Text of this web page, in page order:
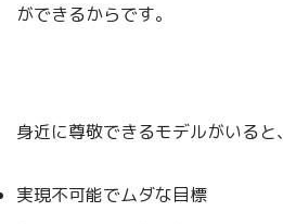
ができるからです。
身近に尊敬できるモデルがいると、
実現不可能でムダな目標